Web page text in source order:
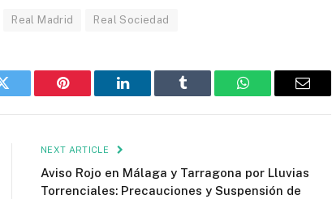
Real Madrid Real Sociedad
Twitter Pinterest LinkedIn Tumblr WhatsAppEmail
NEXT ARTICLE
Aviso Rojo en Málaga y Tarragona por Lluvias
Torrenciales: Precauciones y Suspensión de